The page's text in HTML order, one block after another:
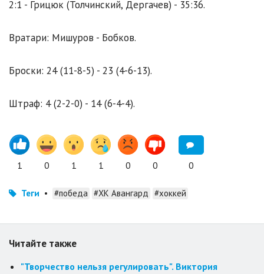
2:1 - Грицюк (Толчинский, Дергачев) - 35:36.
Вратари: Мишуров - Бобков.
Броски: 24 (11-8-5) - 23 (4-6-13).
Штраф: 4 (2-2-0) - 14 (6-4-4).
1 0 1 1 0 0 0
Теги • #победа #ХК Авангард #хоккей
Читайте также
"Творчество нельзя регулировать". Виктория